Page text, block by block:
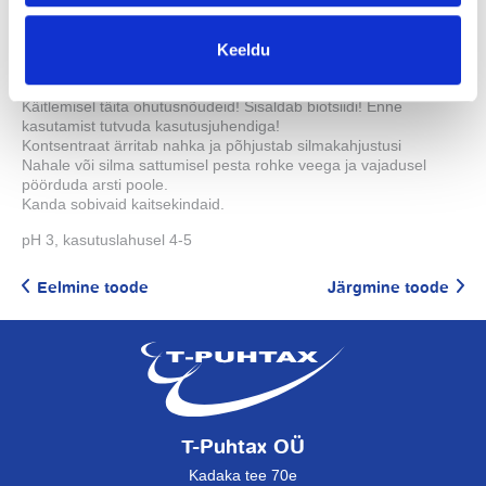
Keeldu
NET´i 980 ml vee kohta), toimeaeg 15 minutit.
Toode vastab EN 13727 ja EN 13624 nõuetele.
ETTEVAATUSABINÕUD:
Käitlemisel täita ohutusnõudeid! Sisaldab biotsiidi! Enne
kasutamist tutvuda kasutusjuhendiga!
Kontsentraat ärritab nahka ja põhjustab silmakahjustusi
Nahale või silma sattumisel pesta rohke veega ja vajadusel
pöörduda arsti poole.
Kanda sobivaid kaitsekindaid.
pH 3, kasutuslahusel 4-5
Eelmine toode Järgmine toode
T-Puhtax OÜ
Kadaka tee 70e